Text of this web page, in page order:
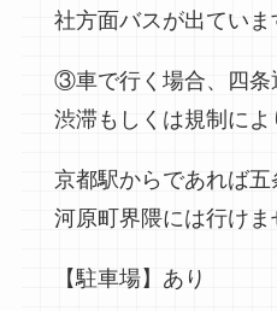
社方面バスが出ていま
③車で行く場合、四条
渋滞もしくは規制によ
京都駅からであれば五
河原町界隈には行けま
【駐車場】あり